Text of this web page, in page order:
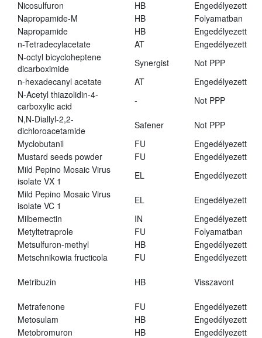
Nicosulfuron
HB
Engedélyezett
Napropamide-M
HB
Folyamatban
Napropamide
HB
Engedélyezett
n-Tetradecylacetate
AT
Engedélyezett
N-octyl bicycloheptene
dicarboximide
Synergist
Not PPP
n-hexadecanyl acetate
AT
Engedélyezett
N-Acetyl thiazolidin-4-
carboxylic acid
-
Not PPP
N,N-Diallyl-2,2-
dichloroacetamide
Safener
Not PPP
Myclobutanil
FU
Engedélyezett
Mustard seeds powder
FU
Engedélyezett
Mild Pepino Mosaic Virus
isolate VX 1
EL
Engedélyezett
Mild Pepino Mosaic Virus
isolate VC 1
EL
Engedélyezett
Milbemectin
IN
Engedélyezett
Metyltetraprole
FU
Folyamatban
Metsulfuron-methyl
HB
Engedélyezett
Metschnikowia fructicola
FU Engedélyezett
Metribuzin HB Visszavont
Metrafenone FU
Engedélyezett
Metosulam
HB
Engedélyezett
Metobromuron
HB Engedélyezett